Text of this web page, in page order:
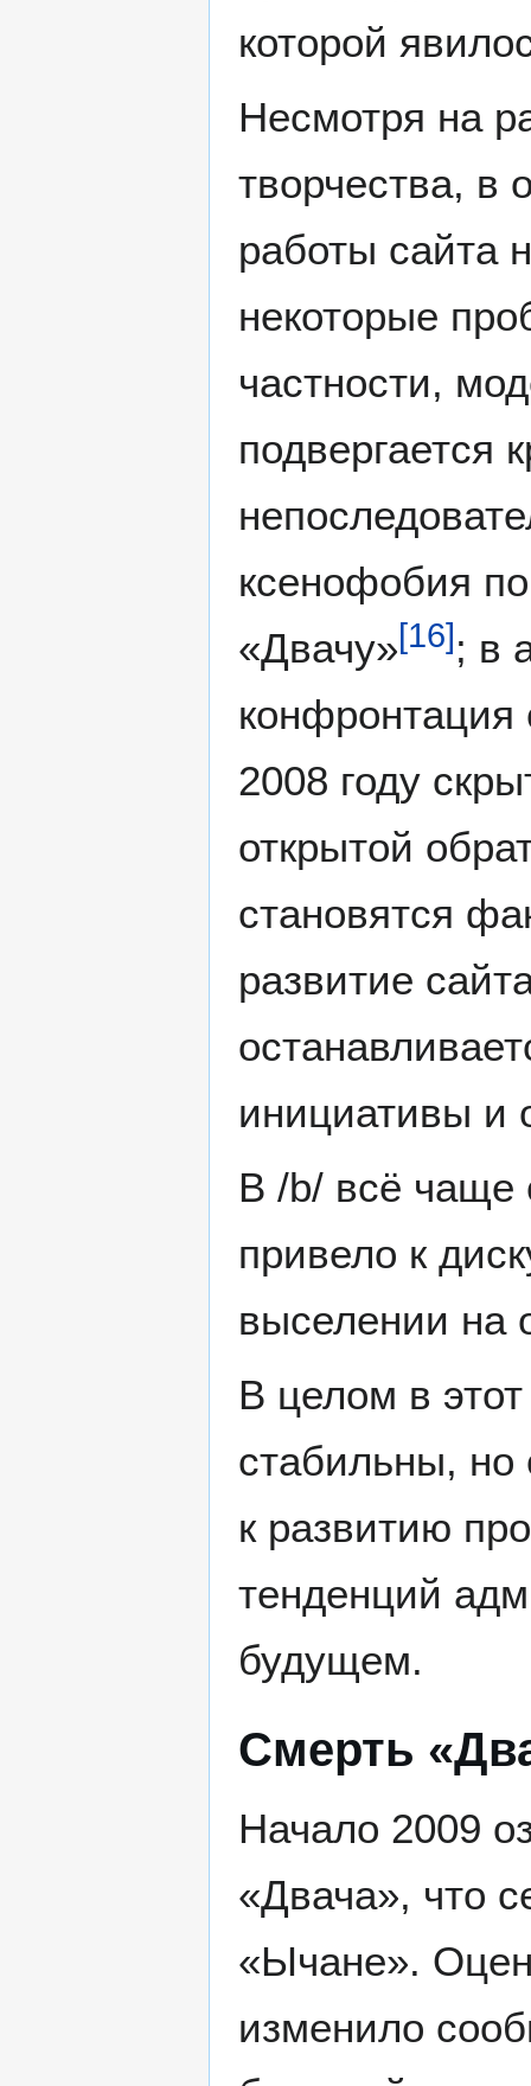
которой
Несмотря на
творчества, в
работы сайта
некоторые
частности,
подвергается
ксенофобия
«Двачу»[16]; в
2008 году
открытой
становятся
развитие
инициативы и
В /b/ всё чаще
привело к
выселении на
В целом в
стабильны, но
к развитию
тенденций
будущем.
Смерть
Начало 2009
«Двача», что
«Ычане».
изменило